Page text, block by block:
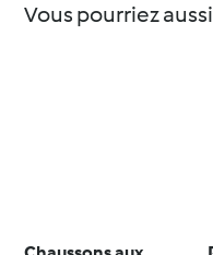
Vous pourriez